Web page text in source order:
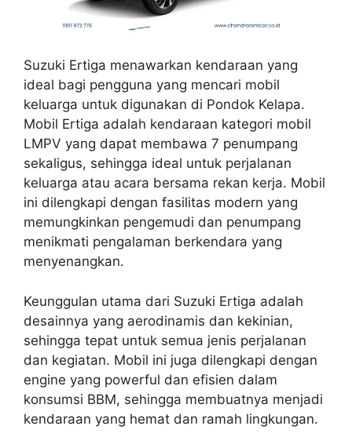
Suzuki Ertiga menawarkan kendaraan yang
ideal bagi pengguna yang mencari mobil
keluarga untuk digunakan di Pondok Kelapa.
Mobil Ertiga adalah kendaraan kategori mobil
LMPV yang dapat membawa 7 penumpang
sekaligus, sehingga ideal untuk perjalanan
keluarga atau acara bersama rekan kerja. Mobil
ini dilengkapi dengan fasilitas modern yang
memungkinkan pengemudi dan penumpang
menikmati pengalaman berkendara yang
menyenangkan.
Keunggulan utama dari Suzuki Ertiga adalah
desainnya yang aerodinamis dan kekinian,
sehingga tepat untuk semua jenis perjalanan
dan kegiatan. Mobil ini juga dilengkapi dengan
engine yang powerful dan efisien dalam
konsumsi BBM, sehingga membuatnya menjadi
kendaraan yang hemat dan ramah lingkungan.